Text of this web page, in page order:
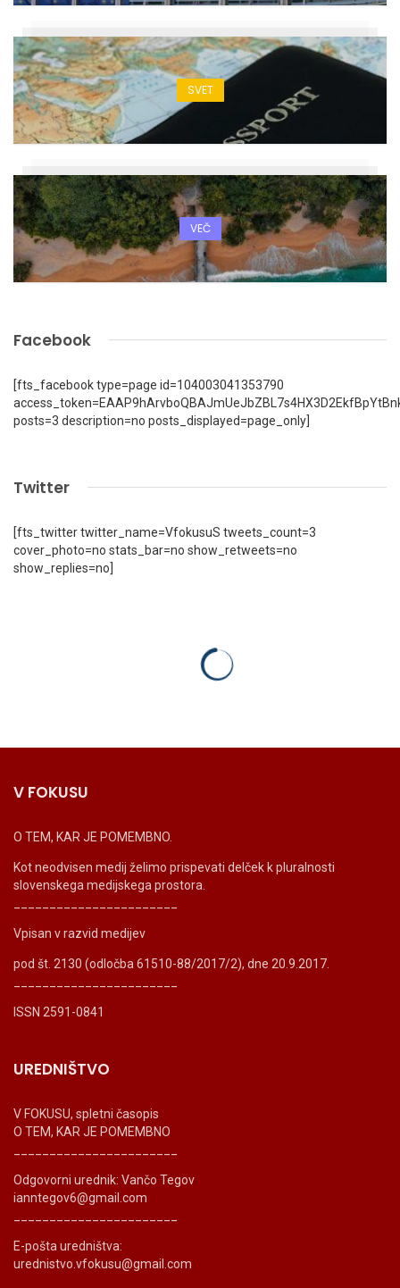
SVET
VEČ
Facebook
[fts_facebook type=page id=104003041353790
posts=3 description=no posts_displayed=page_only]
Twitter
[fts_twitter twitter_name=VfokusuS tweets_count=3
cover_photo=no stats_bar=no show_retweets=no
show_replies=no]
V FOKUSU
O TEM, KAR JE POMEMBNO.
Kot neodvisen medij želimo prispevati delček k pluralnosti
slovenskega medijskega prostora.
Vpisan v razvid medijev
pod št. 2130 (odločba 61510-88/2017/2), dne 20.9.2017.
ISSN 2591-0841
UREDNIŠTVO
V FOKUSU, spletni časopis
O TEM, KAR JE POMEMBNO
Odgovorni urednik: Vančo Tegov
ianntegov6@gmail.com
E-pošta uredništva:
urednistvo.vfokusu@gmail.com